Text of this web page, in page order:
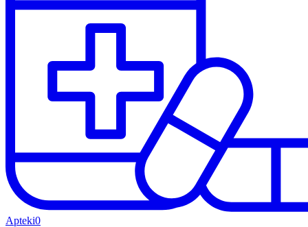
Apteki0